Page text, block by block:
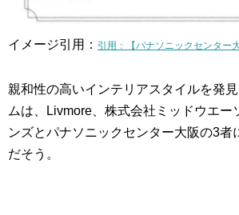
イメージ引用： 引用：【パナソニックセンター大
親和性の高いインテリアスタイルを発
ムは、Livmore、株式会社ミッドウエー
ンズとパナソニックセンター大阪の3者
だそう。